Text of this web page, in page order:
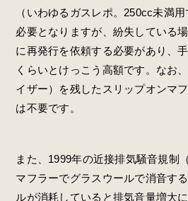
（いわゆるガスレポ。250cc未満
必要となりますが、紛失している
に再発行を依頼する必要があり、
くらいとけっこう高額です。なお
イザー）を残したスリップオンマ
は不要です。
また、1999年の近接排気騒音規制
マフラーでグラスウールで消音す
ルが消耗していると排気音量増大